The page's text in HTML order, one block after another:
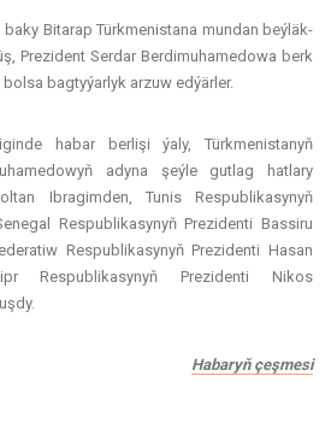
Bitarap Türkmenistana mundan beýläk-
Prezident Serdar Berdimuhamedowa berk
bagtyýarlyk arzuw edýärler.
habar berlişi ýaly, Türkmenistanyň
adyna şeýle gutlag hatlary
Ibragimden, Tunis Respublikasynyň
Respublikasynyň Prezidenti Bassiru
Respublikasynyň Prezidenti Hasan
Respublikasynyň Prezidenti Nikos
Habaryň çeşmesi